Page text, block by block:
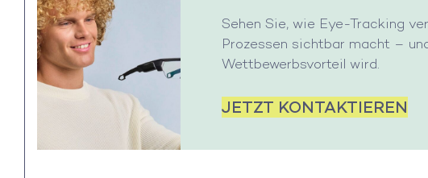
Sehen Sie, wie Eye-Tracking
Prozessen sichtbar macht –
Wettbewerbsvorteil wird.
JETZT KONTAKTIEREN